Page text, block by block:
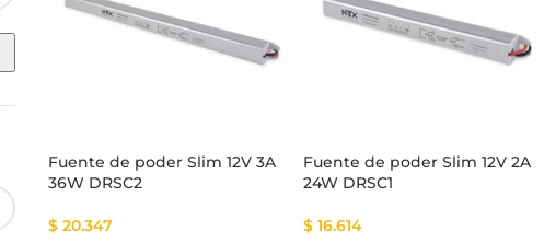
Fuente de poder Slim 12V 3A
36W DRSC2
$ 20.347
Fuente de poder Slim 12V 2A
24W DRSC1
$16.614